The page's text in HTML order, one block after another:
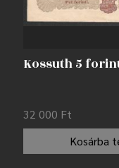
Kossuth 5
32 000 Ft
Kosárba